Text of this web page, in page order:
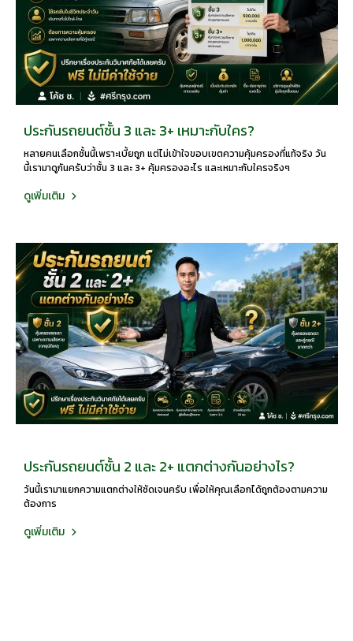
ประกันรถยนต์ชั้น 3 และ 3+ เหมาะกับใคร?
หลายคนเลือกชั้นนี้เพราะเบี้ยถูก แต่ไม่เข้าใจขอบเขตความคุ้มครองที่แท้จริง วัน
นี้เรามาดูกันครับว่าชั้น 3 และ 3+ คุ้มครองอะไร และเหมาะกับใครจริงๆ
ดูเพิ่มเติม
ประกันรถยนต์ชั้น 2 และ 2+ แตกต่างกันอย่างไร?
วันนี้เรามาแยกความแตกต่างให้ชัดเจนครับ เพื่อให้คุณเลือกได้ถูกต้องตามความ
ต้องการ
ดูเพิ่มเติม